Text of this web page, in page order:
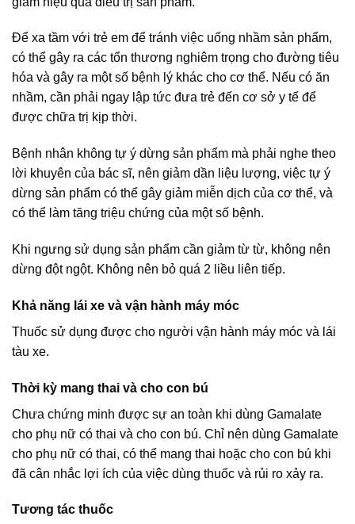
Để xa tầm với trẻ em để tránh việc uống nhầm sản phẩm,
có thể gây ra các tổn thương nghiêm trọng cho đường tiêu
hóa và gây ra một số bệnh lý khác cho cơ thể. Nếu có ăn
nhầm, cần phải ngay lập tức đưa trẻ đến cơ sở y tế để
được chữa trị kịp thời.
Bệnh nhân không tự ý dừng sản phẩm mà phải nghe theo
lời khuyên của bác sĩ, nên giảm dần liệu lượng, việc tự ý
dừng sản phẩm có thể gây giảm miễn dịch của cơ thể, và
có thể làm tăng triệu chứng của một số bệnh.
Khi ngưng sử dụng sản phẩm cần giảm từ từ, không nên
dừng đột ngột. Không nên bỏ quá 2 liều liên tiếp.
Khả năng lái xe và vận hành máy móc
Thuốc sử dụng được cho người vận hành máy móc và lái
tàu xe.
Thời kỳ mang thai và cho con bú
Chưa chứng minh được sự an toàn khi dùng Gamalate
cho phụ nữ có thai và cho con bú. Chỉ nên dùng Gamalate
cho phụ nữ có thai, có thể mang thai hoặc cho con bú khi
đã cân nhắc lợi ích của việc dùng thuốc và rủi ro xảy ra.
Tương tác thuốc